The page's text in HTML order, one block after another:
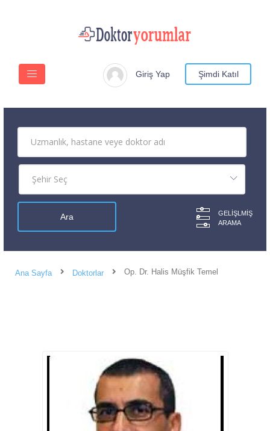
Giriş Yap Şimdi Katıl
GELIŞLMIŞ
ARAMA
Ana Sayfa Doktorlar Op. Dr. Halis Müşfik Temel